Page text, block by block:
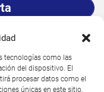
tecnologías como las
del dispositivo. El
procesar datos como el
únicas en este sitio.
de Mi
- Cleaning
sin papeles